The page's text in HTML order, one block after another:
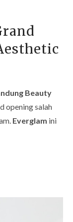
Beauty
opening salah
Everglam ini